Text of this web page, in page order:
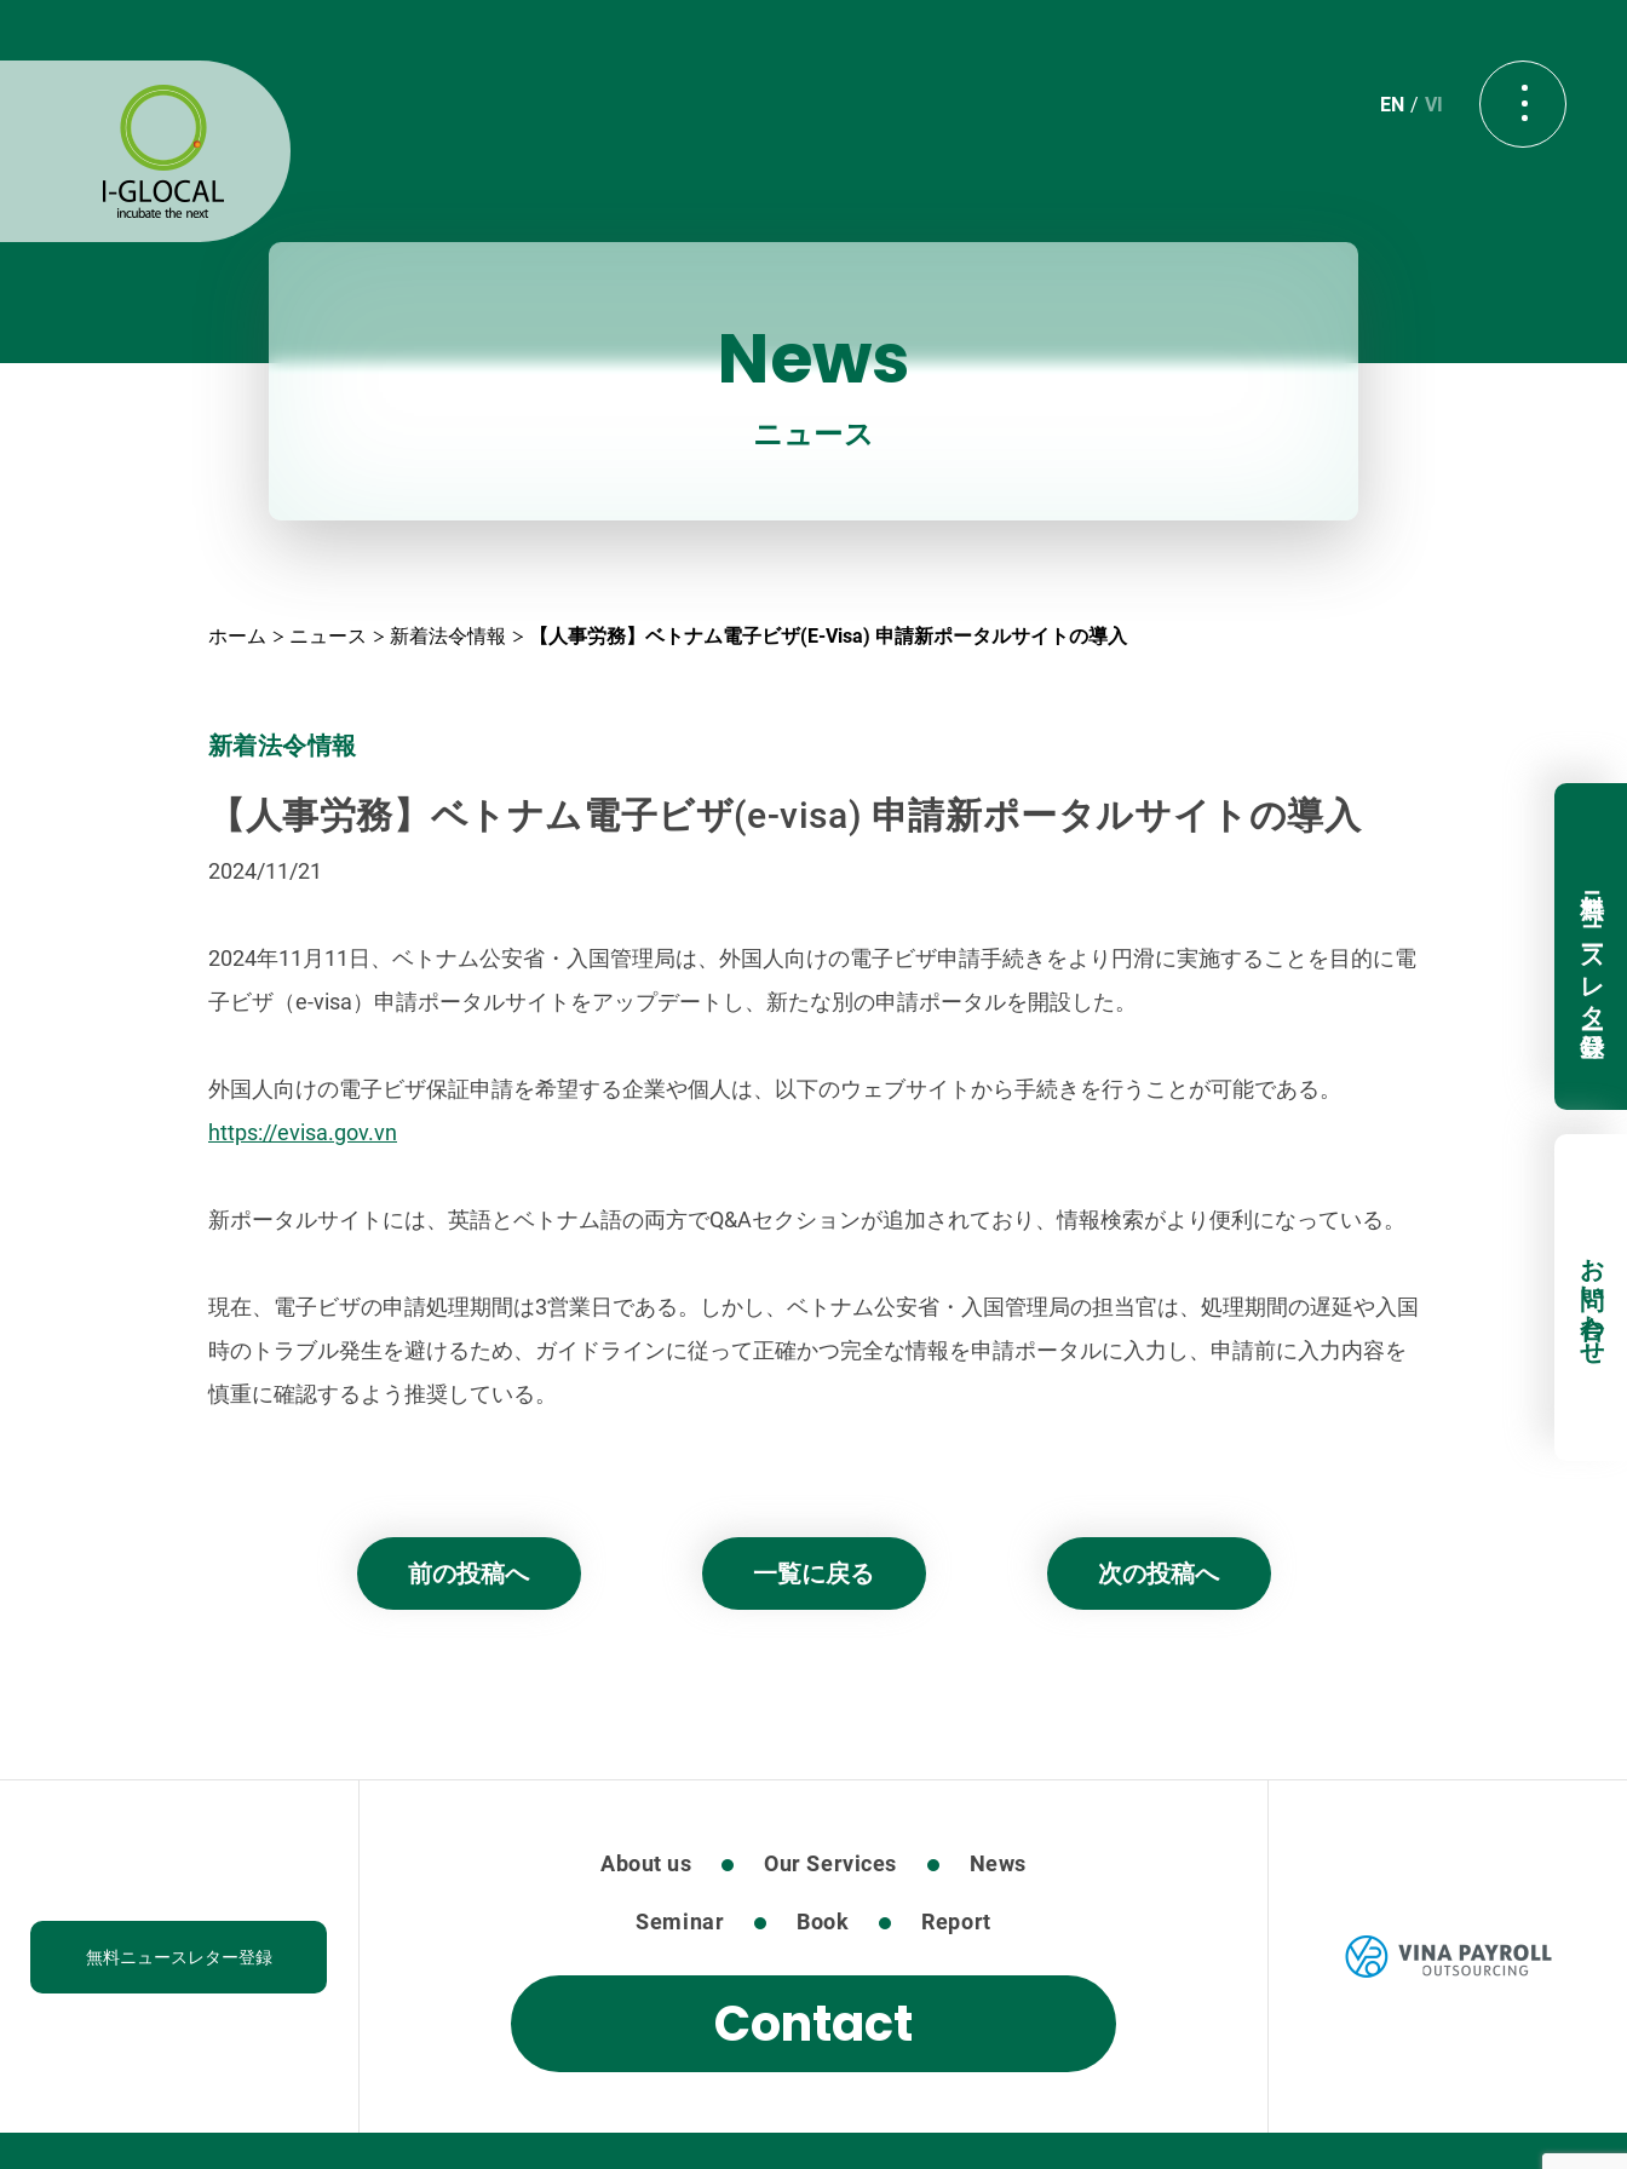
EN VI
News
ニュース
ホーム ニュース 新着法令情報 【人事労務】ベトナム電子ビザ(e-Visa) 申請新ポータルサイトの導入
新着法令情報
【人事労務】ベトナム電子ビザ(e-visa) 申請新ポータルサイトの導入
2024/11/21
2024年11月11日、ベトナム公安省・入国管理局は、外国人向けの電子ビザ申請手続きをより円滑に実施することを目的に電
子ビザ（e-visa）申請ポータルサイトをアップデートし、新たな別の申請ポータルを開設した。
外国人向けの電子ビザ保証申請を希望する企業や個人は、以下のウェブサイトから手続きを行うことが可能である。
https://evisa.gov.vn
新ポータルサイトには、英語とベトナム語の両方でQ&Aセクションが追加されており、情報検索がより便利になっている。
現在、電子ビザの申請処理期間は3営業日である。しかし、ベトナム公安省・入国管理局の担当官は、処理期間の遅延や入国
時のトラブル発生を避けるため、ガイドラインに従って正確かつ完全な情報を申請ポータルに入力し、申請前に入力内容を
慎重に確認するよう推奨している。
前の投稿へ 一覧に戻る 次の投稿へ
無料ニュースレター登録
お問い合わせ
無料ニュースレター登録
About us Our Services News
Seminar Book Report
Contact